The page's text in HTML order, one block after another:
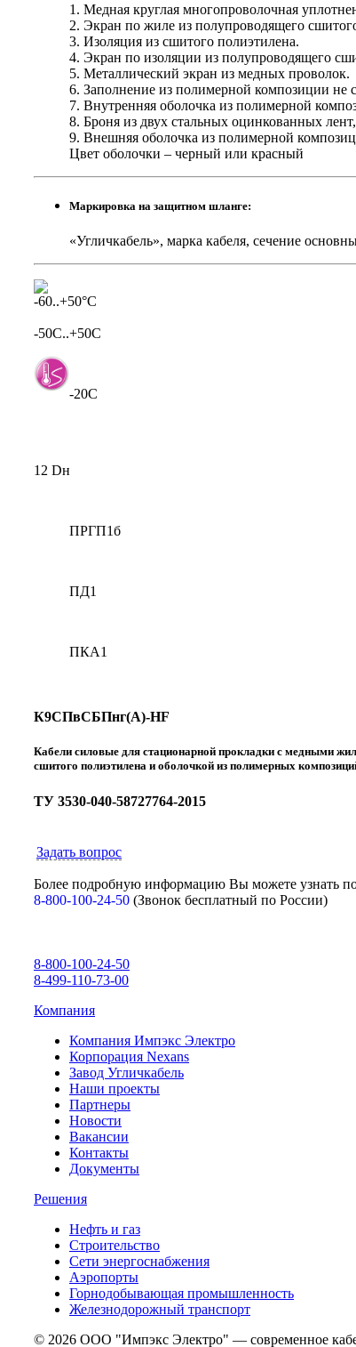
1. Медная круглая многопроволочная
2. Экран по жиле из полупроводящего
3. Изоляция из сшитого полиэтилена.
4. Экран по изоляции из полупроводящего
5. Металлический экран из медных проволок.
6. Заполнение из полимерной композиции не
7. Внутренняя оболочка из полимерной
8. Броня из двух стальных оцинкованных
9. Внешняя оболочка из полимерной
Цвет оболочки – черный или красный
Маркировка на защитном шланге:
«Угличкабель», марка кабеля, сечение
-50C..+50C
-20C
12 Dн
ПРГП1б
ПД1
ПКА1
К9СПвСБПнг(А)-HF
Кабели силовые для стационарной прокладки с медными
сшитого полиэтилена и оболочкой из полимерных
ТУ 3530-040-58727764-2015
Задать вопрос
Более подробную информацию Вы можете узнать
8-800-100-24-50 (Звонок бесплатный по России)
8-800-100-24-50
8-499-110-73-00
Компания
Компания Импэкс Электро
Корпорация Nexans
Завод Угличкабель
Наши проекты
Партнеры
Новости
Вакансии
Контакты
Документы
Решения
Нефть и газ
Строительство
Сети энергоснабжения
Аэропорты
Горнодобывающая промышленность
Железнодорожный транспорт
© 2026 ООО "Импэкс Электро" — современное